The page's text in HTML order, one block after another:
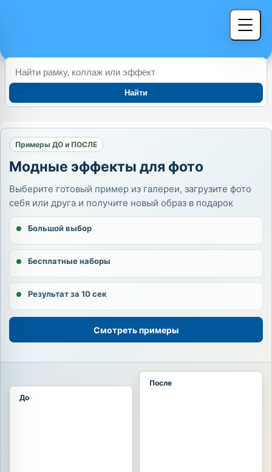
Найти
Примеры ДО и ПОСЛЕ
Модные эффекты для фото
Выберите готовый пример из галереи, загрузите фото
себя или друга и получите новый образ в подарок
Большой выбор
Бесплатные наборы
Результат за 10 сек
Смотреть примеры
До
После